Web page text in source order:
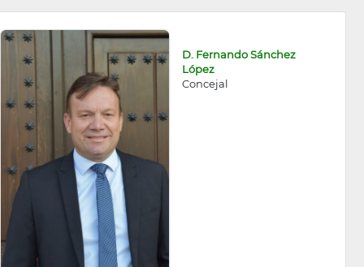
D. Fernando Sánchez
López
Concejal